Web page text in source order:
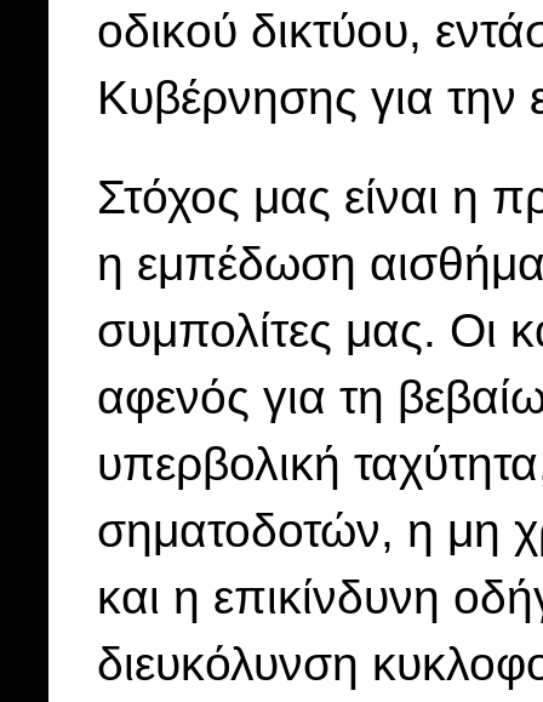
οδικού δικτύου,
Κυβέρνησης για την
Στόχος μας είναι η
η εμπέδωση
συμπολίτες μας. Οι
αφενός για τη
υπερβολική
σηματοδοτών, η μη
και η επικίνδυνη
διευκόλυνση